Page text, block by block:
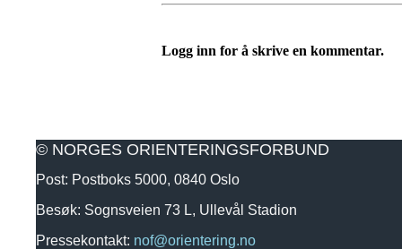
Logg inn for å skrive en kommentar.
© NORGES ORIENTERINGSFORBUND
Post: Postboks 5000, 0840 Oslo
Besøk: Sognsveien 73 L, Ullevål Stadion
Pressekontakt: nof@orientering.no